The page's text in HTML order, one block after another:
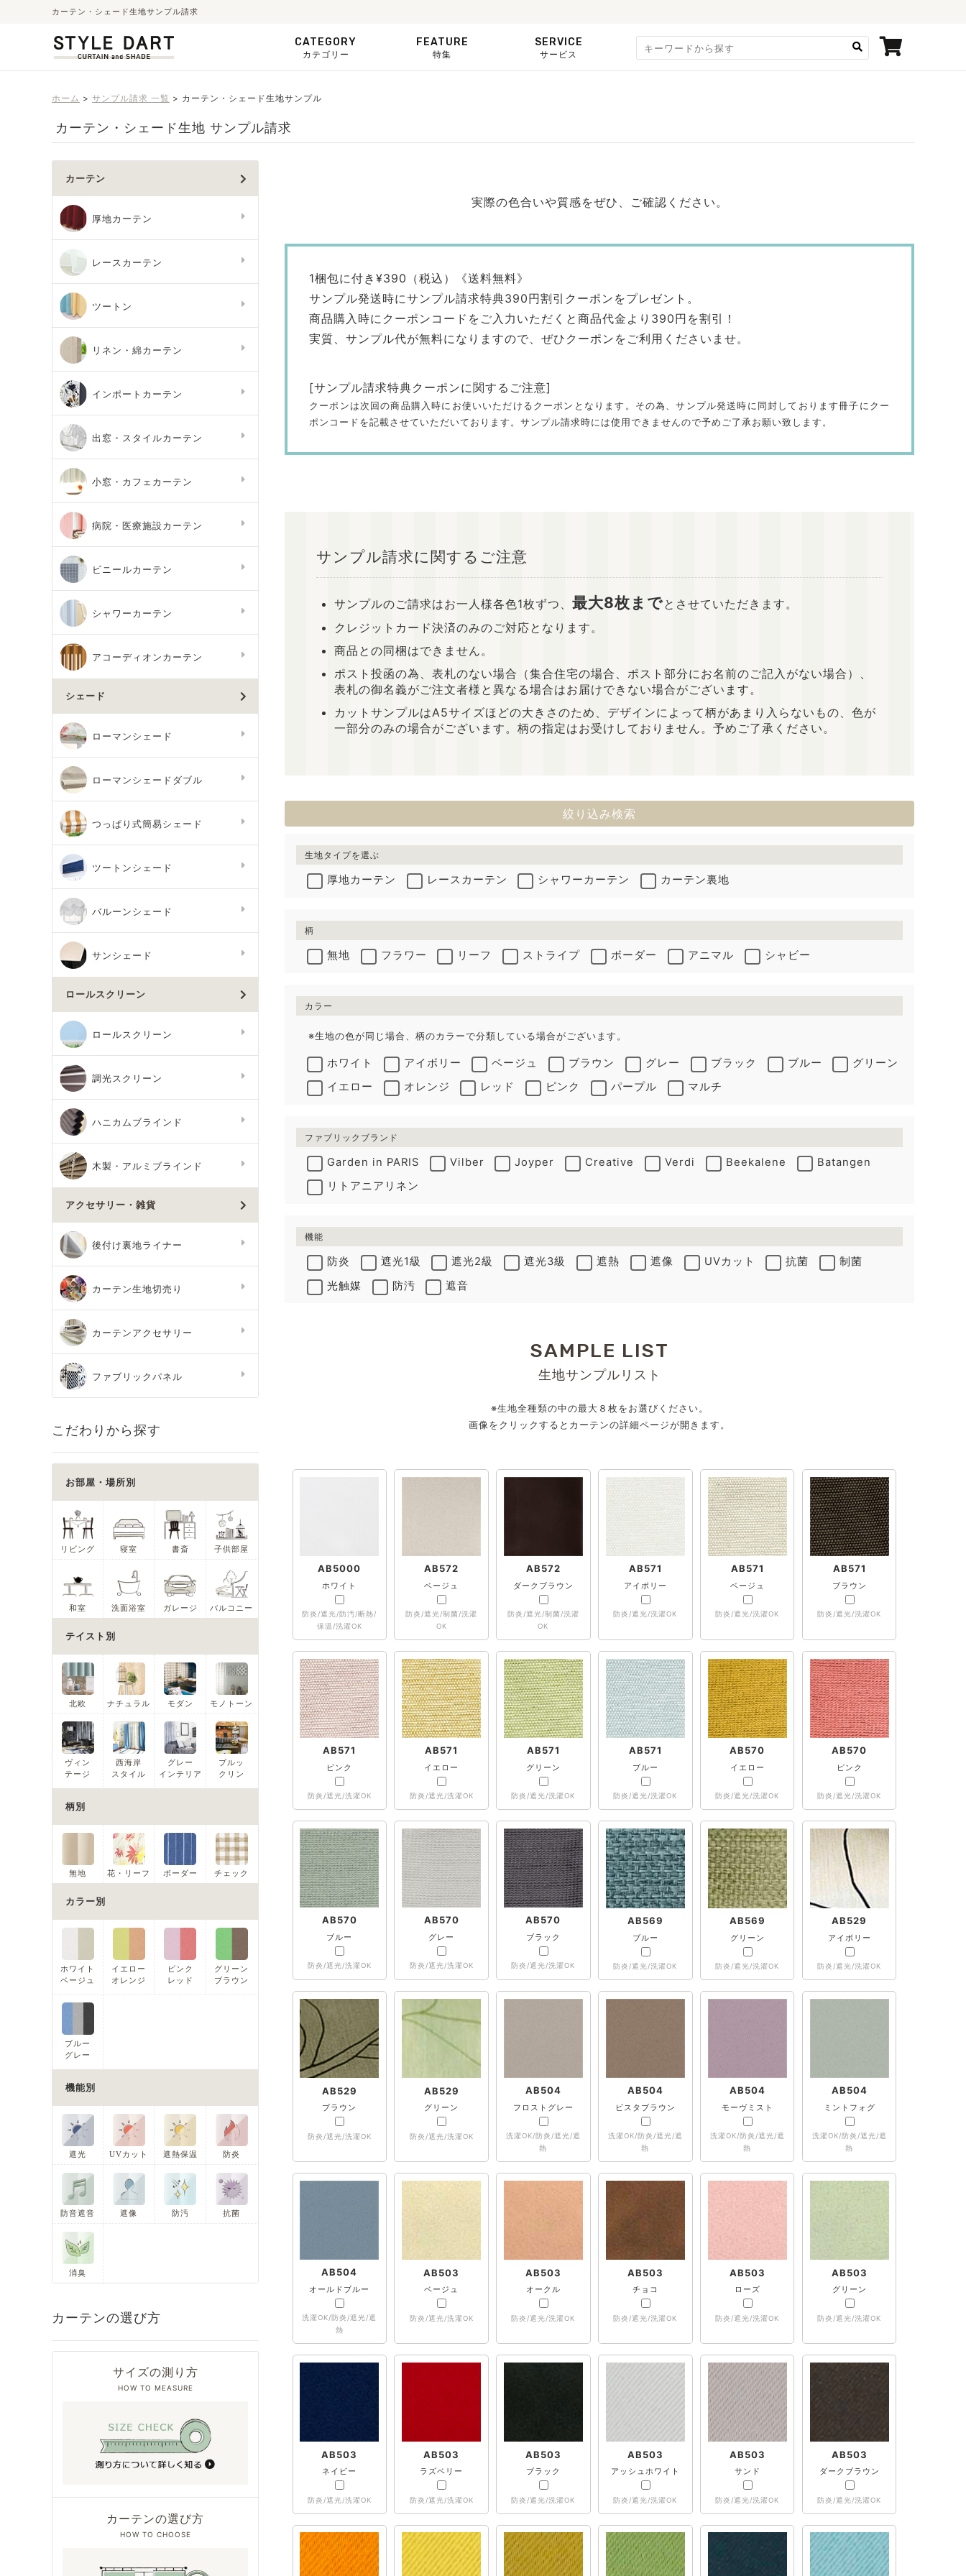
カーテン・シェード生地サンプル請求
CATEGORY
カテゴリー
FEATURE
特集
SERVICE
サービス
ホーム サンプル請求 一覧 カーテン・シェード生地サンプル
カーテン・シェード生地 サンプル請求
実際の色合いや質感をぜひ、ご確認ください。
1梱包に付き¥390（税込）《送料無料》
サンプル発送時にサンプル請求特典390円割引クーポンをプレゼント。
商品購入時にクーポンコードをご入力いただくと商品代金より390円を割引！
実質、サンプル代が無料になりますので、ぜひクーポンをご利用くださいませ。
[サンプル請求特典クーポンに関するご注意]
クーポンは次回の商品購入時にお使いいただけるクーポンとなります。その為、サンプル発送時に同封しております冊子にクー
ポンコードを記載させていただいております。サンプル請求時には使用できませんので予めご了承お願い致します。
サンプル請求に関するご注意
サンプルのご請求はお一人様各色1枚ずつ、 最大8枚までとさせていただきます。
クレジットカード決済のみのご対応となります。
商品との同梱はできません。
ポスト投函の為、表札のない場合（集合住宅の場合、ポスト部分にお名前のご記入がない場合）、
表札の御名義がご注文者様と異なる場合はお届けできない場合がございます。
カットサンプルはA5サイズほどの大きさのため、デザインによって柄があまり入らないもの、色が
一部分のみの場合がございます。柄の指定はお受けしておりません。予めご了承ください。
絞り込み検索
生地タイプを選ぶ
厚地カーテン レースカーテン シャワーカーテン カーテン裏地
柄
無地 フラワー リーフ ストライプ ボーダー アニマル シャビー
カラー
※生地の色が同じ場合、柄のカラーで分類している場合がございます。
ホワイト アイボリー ベージュ ブラウン グレー ブラック ブルー
グリーン
イエロー
オレンジ レッド ピンク パープル マルチ
ファブリックブランド
Garden in PARIS Vilber Joyper Creative Verdi Beekalene
Batangen
リトアニアリネン
機能
防炎 遮光1級 遮光2級 遮光3級 遮熱 遮像 UVカット 抗菌
制菌
光触媒
防汚 遮音
SAMPLE LIST
生地サンプルリスト
※生地全種類の中の最大８枚をお選びください。
画像をクリックするとカーテンの詳細ページが開きます。
AB5000
ホワイト
防炎/遮光/防汚/断熱/
保温/洗濯OK
AB572
ベージュ
防炎/遮光/制菌/洗濯
OK
AB572
ダークブラウン
防炎/遮光/制菌/洗濯
OK
AB571
アイボリー
防炎/遮光/洗濯OK
AB571
ベージュ
防炎/遮光/洗濯OK
AB571
ブラウン
防炎/遮光/洗濯OK
AB571
ピンク
防炎/遮光/洗濯OK
AB571
イエロー
防炎/遮光/洗濯OK
AB571
グリーン
防炎/遮光/洗濯OK
AB571
ブルー
防炎/遮光/洗濯OK
AB570
イエロー
防炎/遮光/洗濯OK
AB570
ピンク
防炎/遮光/洗濯OK
AB570
ブルー
防炎/遮光/洗濯OK
AB570
グレー
防炎/遮光/洗濯OK
AB570
ブラック
防炎/遮光/洗濯OK
AB569
ブルー
防炎/遮光/洗濯OK
AB569
グリーン
防炎/遮光/洗濯OK
AB529
アイボリー
防炎/遮光/洗濯OK
AB529
ブラウン
防炎/遮光/洗濯OK
AB529
グリーン
防炎/遮光/洗濯OK
AB504
フロストグレー
洗濯OK/防炎/遮光/遮
熱
AB504
ビスタブラウン
洗濯OK/防炎/遮光/遮
熱
AB504
モーヴミスト
洗濯OK/防炎/遮光/遮
熱
AB504
ミントフォグ
洗濯OK/防炎/遮光/遮
熱
AB504
オールドブルー
洗濯OK/防炎/遮光/遮
熱
AB503
ベージュ
防炎/遮光/洗濯OK
AB503
オークル
防炎/遮光/洗濯OK
AB503
チョコ
防炎/遮光/洗濯OK
AB503
ローズ
防炎/遮光/洗濯OK
AB503
グリーン
防炎/遮光/洗濯OK
AB503
ネイビー
防炎/遮光/洗濯OK
AB503
ラズベリー
防炎/遮光/洗濯OK
AB503
ブラック
防炎/遮光/洗濯OK
AB503
アッシュホワイト
防炎/遮光/洗濯OK
AB503
サンド
防炎/遮光/洗濯OK
AB503
ダークブラウン
防炎/遮光/洗濯OK
カーテン
厚地カーテン
レースカーテン
ツートン
リネン・綿カーテン
インポートカーテン
出窓・スタイルカーテン
小窓・カフェカーテン
病院・医療施設カーテン
ビニールカーテン
シャワーカーテン
アコーディオンカーテン
シェード
ローマンシェード
ローマンシェードダブル
つっぱり式簡易シェード
ツートンシェード
バルーンシェード
サンシェード
ロールスクリーン
ロールスクリーン
調光スクリーン
ハニカムブラインド
木製・アルミブラインド
アクセサリー・雑貨
後付け裏地ライナー
カーテン生地切売り
カーテンアクセサリー
ファブリックパネル
こだわりから探す
お部屋・場所別
リビング 寝室 書斎 子供部屋
和室 洗面浴室 ガレージ バルコニー
テイスト別
北欧 ナチュラル モダン モノトーン
ヴィン
テージ
西海岸
スタイル
グレー
インテリア
ブルッ
クリン
柄別
無地 花・リーフ ボーダー チェック
カラー別
ホワイト
ベージュ
イエロー
オレンジ
ピンク
レッド
グリーン
ブラウン
ブルー
グレー
機能別
遮光 UVカット 遮熱保温 防炎
防音遮音 遮像 防汚 抗菌
消臭
カーテンの選び方
サイズの測り方
HOW TO MEASURE
カーテンの選び方
HOW TO CHOOSE